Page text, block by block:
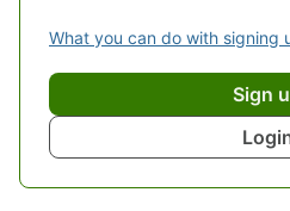
What you can do with signing
Sign